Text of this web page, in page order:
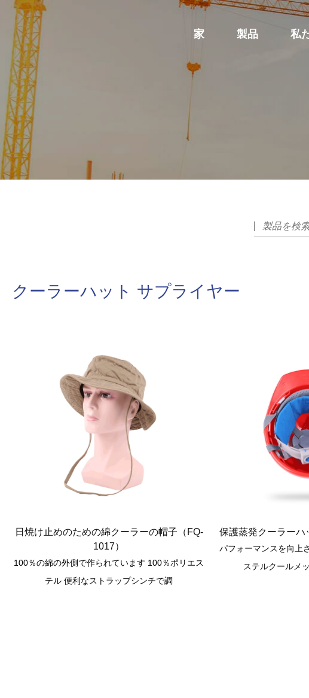
家 製品 私
クーラーハット サプライヤー
日焼け止めのための綿クーラーの帽子（FQ-
1017）
100％の綿の外側で作られています 100％ポリエス
テル 便利なストラップシンチで調
保護蒸発クーラーハ
パフォーマンスを向上
ステルクールメ